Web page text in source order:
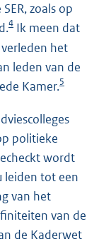
zoals op
4 Ik meen dat
het
leden van de
Kamer.5
politieke
wordt
leiden tot een
van het
van de
de Kaderwet